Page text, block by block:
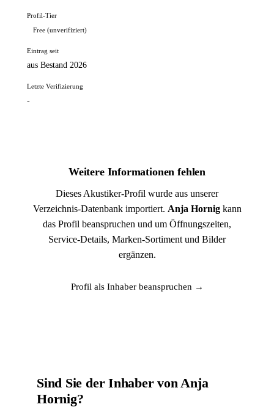
Profil-Tier
Free (unverifiziert)
Eintrag seit
aus Bestand 2026
Letzte Verifizierung
-
Weitere Informationen fehlen
Dieses Akustiker-Profil wurde aus unserer
Verzeichnis-Datenbank importiert. Anja Hornigkann
das Profil beanspruchen und um Öffnungszeiten,
Service-Details, Marken-Sortiment und Bilder
ergänzen.
Profil als Inhaber beanspruchen →
Sind Sie der Inhaber von Anja
Hornig?